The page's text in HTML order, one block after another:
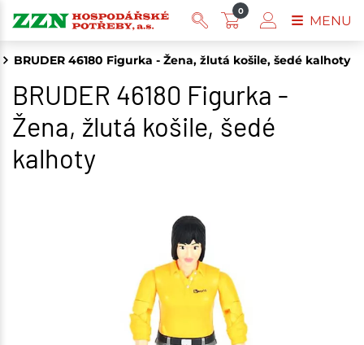
BRUDER 46180 Figurka - Žena, žlutá košile, šedé kalhoty
BRUDER 46180 Figurka -
Žena, žlutá košile, šedé
kalhoty
0
MENU